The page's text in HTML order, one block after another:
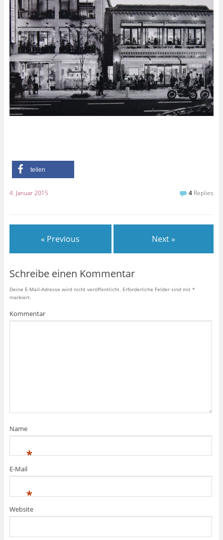
teilen
4. Januar 2015 4 Replies
« Previous Next »
Schreibe einen Kommentar
Deine E-Mail-Adresse wird nicht veröffentlicht. Erforderliche Felder sind mit *
markiert.
Kommentar
Name
*
E-Mail
*
Website